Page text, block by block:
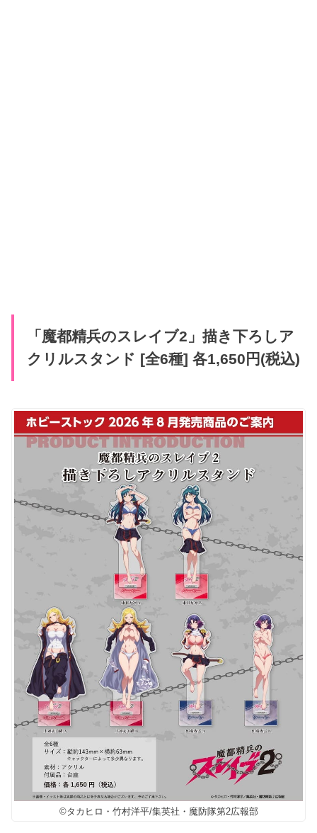
「魔都精兵のスレイブ2」描き下ろしア
クリルスタンド [全6種] 各1,650円(税込)
©タカヒロ・竹村洋平/集英社・魔防隊第2広報部